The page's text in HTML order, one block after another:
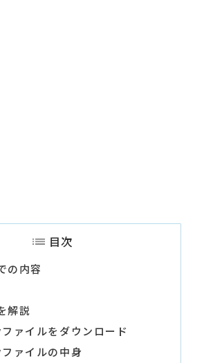
目次
の内容
解説
ァイルをダウンロード
ァイルの中身